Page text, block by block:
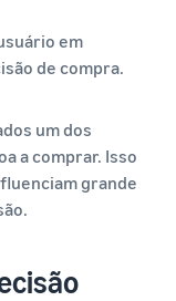
em
de compra.
um dos
a comprar. Isso
grande